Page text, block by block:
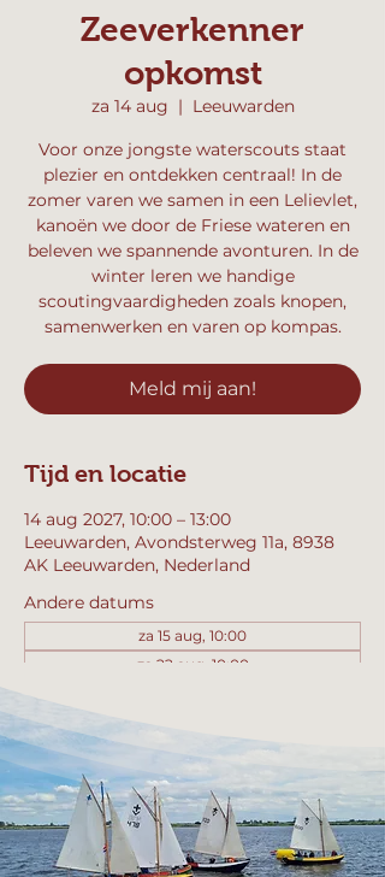
Zeeverkenner
opkomst
za 14 aug
  |
Leeuwarden
Voor onze jongste waterscouts staat
plezier en ontdekken centraal! In de
zomer varen we samen in een Lelievlet,
kanoën we door de Friese wateren en
beleven we spannende avonturen. In de
winter leren we handige
scoutingvaardigheden zoals knopen,
samenwerken en varen op kompas.
Meld mij aan!
Tijd en locatie
14 aug 2027, 10:00 – 13:00
Leeuwarden, Avondsterweg 11a, 8938
AK Leeuwarden, Nederland
Andere datums
za 15 aug, 10:00
za 22 aug, 10:00
Bekijk alle 357 datums
Meld mij aan!